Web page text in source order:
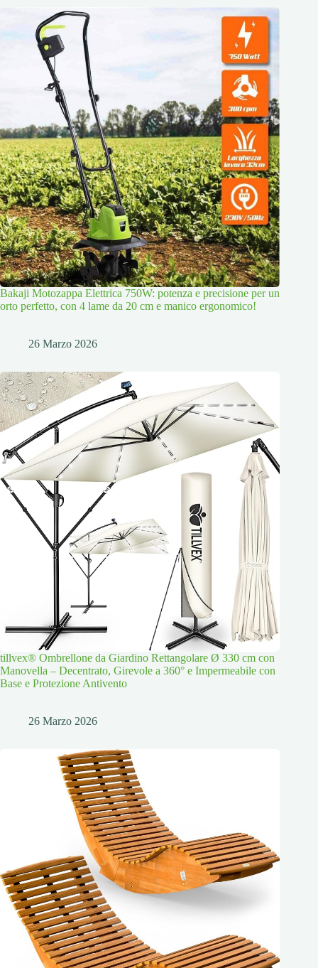
Bakaji Motozappa Elettrica 750W: potenza e precisione per un
orto perfetto, con 4 lame da 20 cm e manico ergonomico!
26 Marzo 2026
tillvex® Ombrellone da Giardino Rettangolare Ø 330 cm con
Manovella – Decentrato, Girevole a 360° e Impermeabile con
Base e Protezione Antivento
26 Marzo 2026